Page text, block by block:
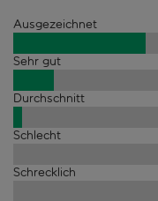
Ausgezeichnet
Sehr gut
Durchschnitt
Schlecht
Schrecklich